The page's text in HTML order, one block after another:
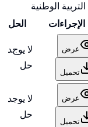
الوطنية
الإجراءات الحل
عرض
تحميل
لا يوجد
حل
عرض
تحميل
لا يوجد
حل